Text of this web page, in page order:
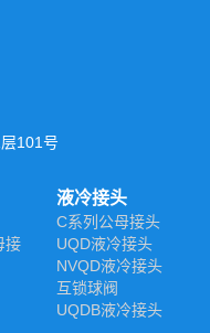
101号
接
液冷接头
C系列公母接头
UQD液冷接头
NVQD液冷接头
互锁球阀
UQDB液冷接头